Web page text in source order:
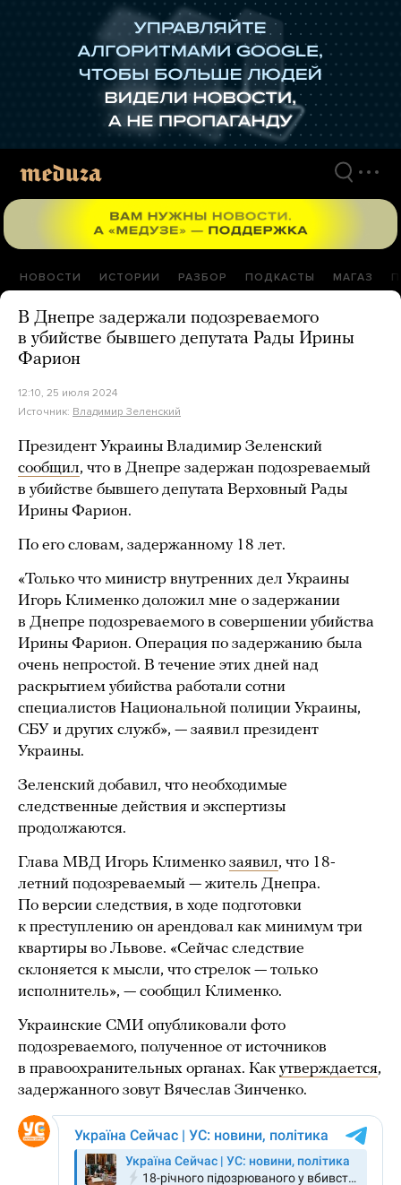
НОВОСТИ ИСТОРИИ РАЗБОР ПОДКАСТЫ МАГАЗ
В Днепре задержали подозреваемого
в убийстве бывшего депутата Рады Ирины
Фарион
12:10, 25 июля 2024
Источник: Владимир Зеленский
Президент Украины Владимир Зеленский
сообщил, что в Днепре задержан подозреваемый
в убийстве бывшего депутата Верховный Рады
Ирины Фарион.
По его словам, задержанному 18 лет.
«Только что министр внутренних дел Украины
Игорь Клименко доложил мне о задержании
в Днепре подозреваемого в совершении убийства
Ирины Фарион. Операция по задержанию была
очень непростой. В течение этих дней над
раскрытием убийства работали сотни
специалистов Национальной полиции Украины,
СБУ и других служб», — заявил президент
Украины.
Зеленский добавил, что необходимые
следственные действия и экспертизы
продолжаются.
Глава МВД Игорь Клименко заявил, что 18-
летний подозреваемый — житель Днепра.
По версии следствия, в ходе подготовки
к преступлению он арендовал как минимум три
квартиры во Львове. «Сейчас следствие
склоняется к мысли, что стрелок — только
исполнитель», — сообщил Клименко.
Украинские СМИ опубликовали фото
подозреваемого, полученное от источников
в правоохранительных органах. Как утверждается,
задержанного зовут Вячеслав Зинченко.